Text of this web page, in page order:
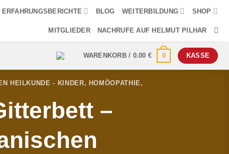
ERFAHRUNGSBERICHTE BLOG WEITERBILDUNG SHOP
MITGLIEDER NACHRUFE AUF HELMUT PILHAR
WARENKORB / 0.00 € 0 KASSE
HEILKUNDE - KINDER, HOMÖOPATHIE ,
–